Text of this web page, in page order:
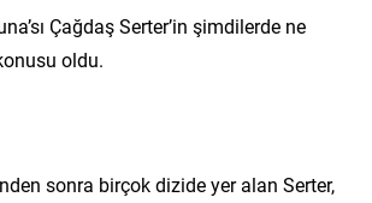
Çağdaş Serter’in şimdilerde ne
oldu.
sonra birçok dizide yer alan Serter,